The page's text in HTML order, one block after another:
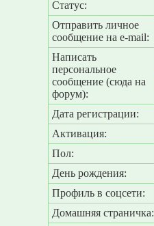
Статус:
Отправить личное
сообщение на e-mail:
Написать
персональное
сообщение (сюда на
форум):
Дата регистрации:
Активация:
Пол:
День рождения:
Профиль в соцсети:
Домашняя страничка: